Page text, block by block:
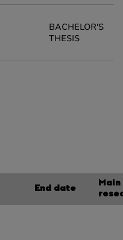
BACHELOR'S
THESIS
End date
Main